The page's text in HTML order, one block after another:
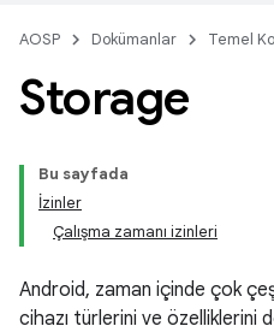
AOSP Dokümanlar Temel
Storage
Bu sayfada
İzinler
Çalışma zamanı izinleri
Android, zaman içinde çok
cihazı türlerini ve özelliklerini